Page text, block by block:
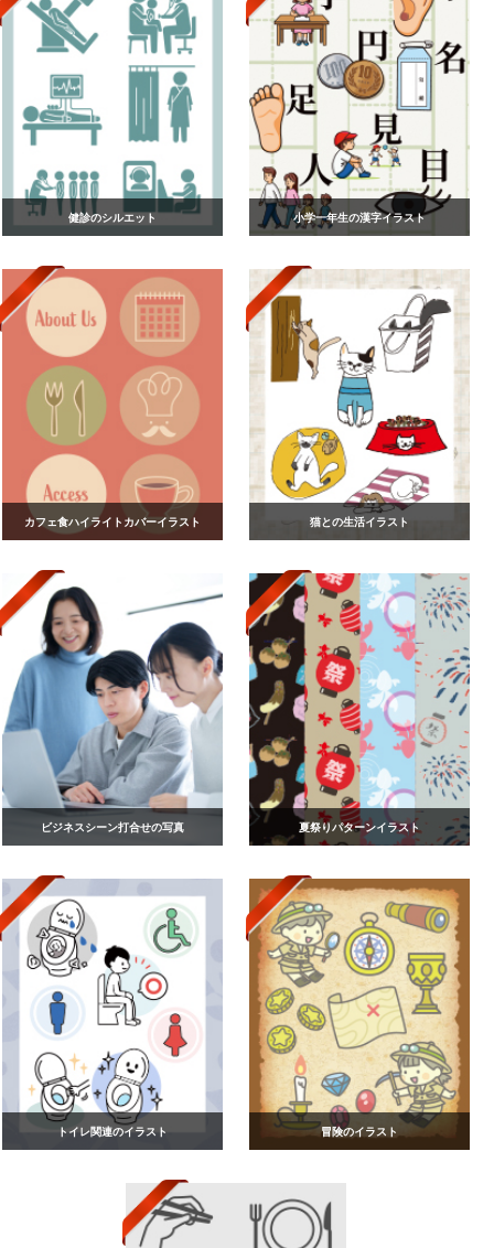
健診のシルエット 小学一年生の漢字イラスト
カフェ食ハイライトカバーイラスト 猫との生活イラスト
ビジネスシーン打合せの写真 夏祭りパターンイラスト
トイレ関連のイラスト 冒険のイラスト